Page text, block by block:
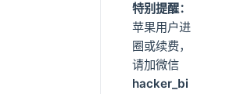
特别提醒：
苹果用户进
圈或续费，
请加微信
hacker_bi